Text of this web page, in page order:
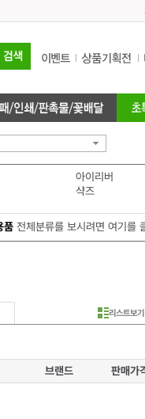
아이리버
샥즈
품전체분류를 보시려면 여기를
리스트보기
브랜드 판매가